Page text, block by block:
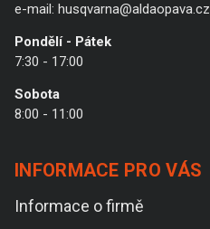
e-mail: husqvarna@aldaopava.cz
Pondělí - Pátek
7:30 - 17:00
Sobota
8:00 - 11:00
INFORMACE PRO VÁS
Informace o firmě